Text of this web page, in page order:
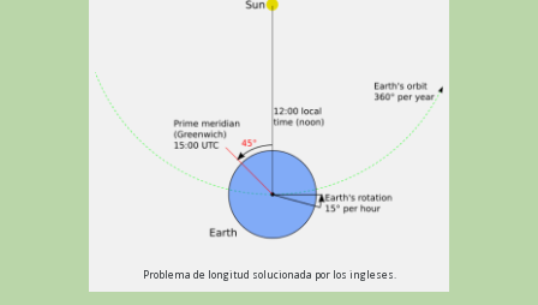
Problema de longitud solucionada por los ingleses.